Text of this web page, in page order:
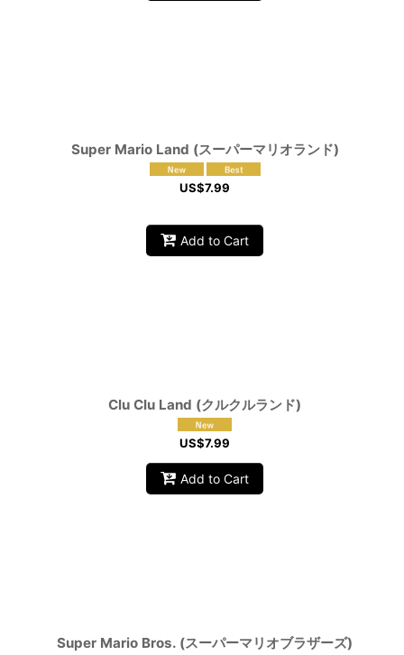
Super Mario Land (スーパーマリオランド)
US$7.99
Add to Cart
Clu Clu Land (クルクルランド)
US$7.99
Add to Cart
Super Mario Bros. (スーパーマリオブラザーズ)